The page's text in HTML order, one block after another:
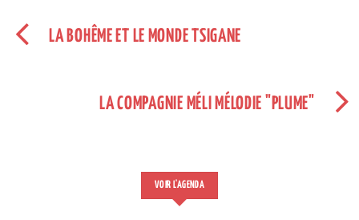
LA BOHÊME ET LE MONDE TSIGANE
LA COMPAGNIE MÉLI MÉLODIE "PLUME"
VOIR L'AGENDA